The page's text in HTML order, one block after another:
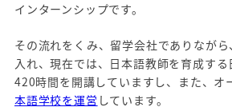
インターンシップです。
その流れをくみ、留学会社でありなが
入れ、現在では、日本語教師を育成す
420時間を開講していますし、また、オ
本語学校を運営 しています。